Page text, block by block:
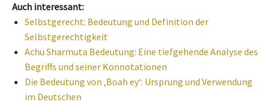
Auch interessant:
Selbstgerecht: Bedeutung und Definition der
Selbstgerechtigkeit
Achu Sharmuta Bedeutung: Eine tiefgehende Analyse des
Begriffs und seiner Konnotationen
Die Bedeutung von ‚Boah ey‘: Ursprung und Verwendung
im Deutschen